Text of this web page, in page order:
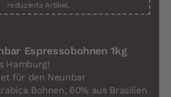
reduzierte Artikel.
Espressobohnen 1kg
Hamburg!
für den Neunbar
Bohnen, 60% aus Brasilien